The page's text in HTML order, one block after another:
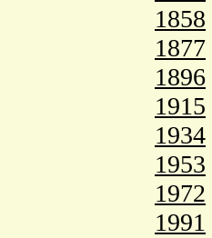
1858
1877
1896
1915
1934
1953
1972
1991